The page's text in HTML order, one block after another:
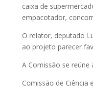
caixa de
empacotador,
O relator, deputado
ao projeto parecer
A Comissão se reúne
Comissão de Ciência